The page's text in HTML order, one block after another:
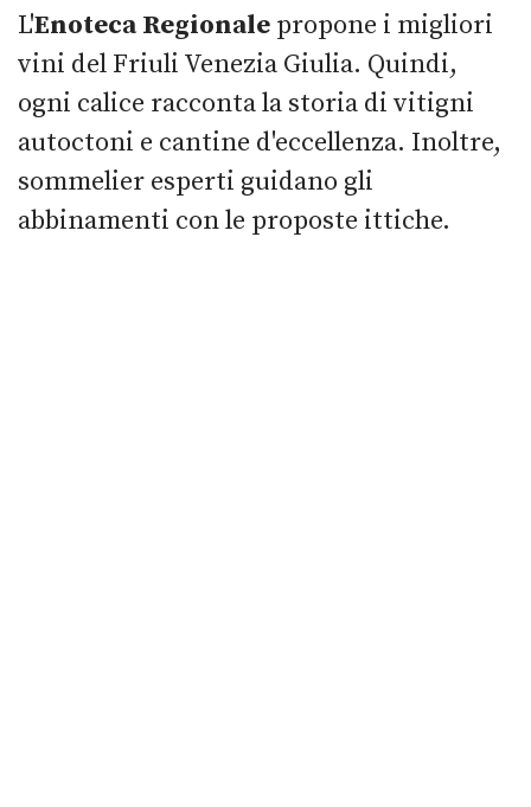
L'Enoteca Regionale propone i migliori
vini del Friuli Venezia Giulia. Quindi,
ogni calice racconta la storia di vitigni
autoctoni e cantine d'eccellenza. Inoltre,
sommelier esperti guidano gli
abbinamenti con le proposte ittiche.